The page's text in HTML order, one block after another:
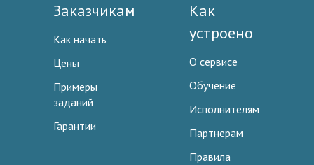
Заказчикам
Как начать
Цены
Примеры
заданий
Гарантии
Как
устроено
О сервисе
Обучение
Исполнителям
Партнерам
Правила